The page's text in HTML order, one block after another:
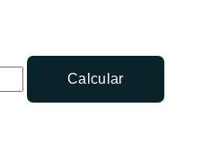
Calcular